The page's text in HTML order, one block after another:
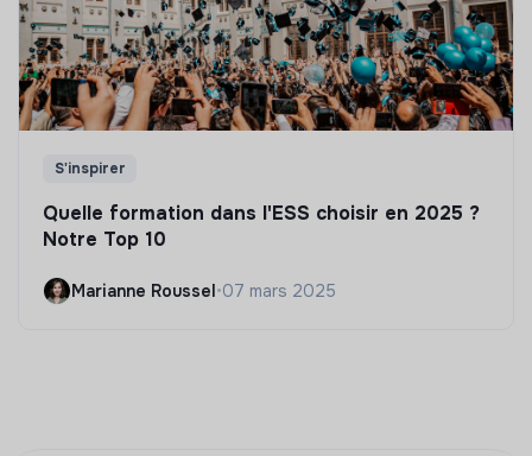
S'inspirer
Quelle formation dans l'ESS choisir en 2025 ?
Notre Top 10
Marianne Roussel•07 mars 2025